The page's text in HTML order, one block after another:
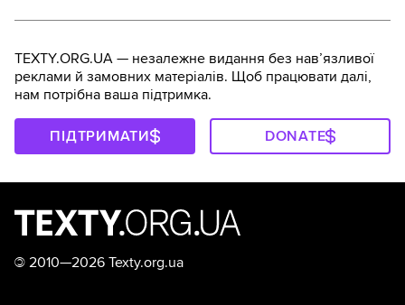
TEXTY.ORG.UA — незалежне видання без навʼязливої
реклами й замовних матеріалів. Щоб працювати далі,
нам потрібна ваша підтримка.
ПІДТРИМАТИ DONATE
© 2010—2026 Texty.org.ua